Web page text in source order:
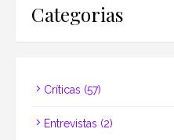
Categorias
Críticas (57)
Entrevistas (2)